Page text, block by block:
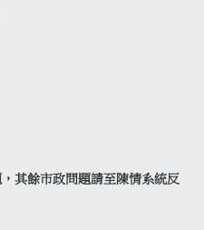
其餘市政問題請至陳情系統反